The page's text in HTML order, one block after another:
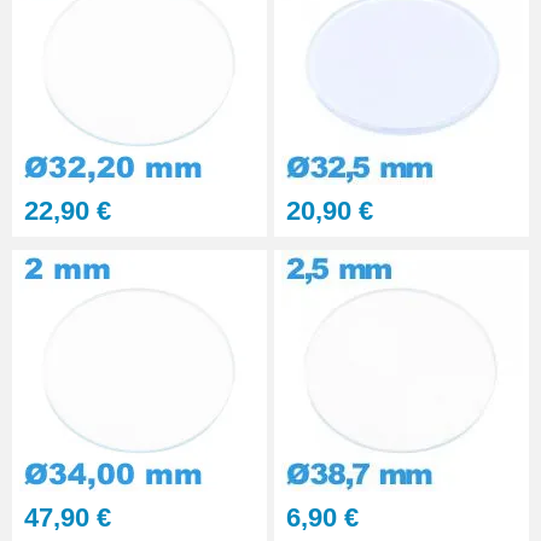
Kit polissage pâte diamantée
matériaux durs 6 seringues
PolyWatch anti rayure verre
27,90 €
22,90 € 20,90 €
47,90 € 6,90 €